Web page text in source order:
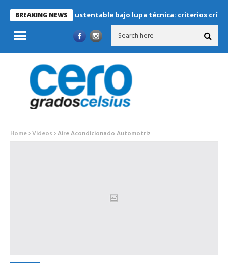
BREAKING NEWS
Refrigeración sustentable bajo lupa técnica: criterios críticos
Home Videos Aire Acondicionado Automotriz